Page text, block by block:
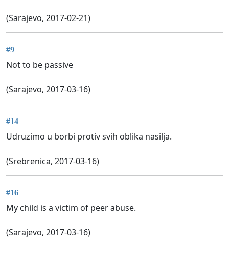
(Sarajevo, 2017-02-21)
#9
Not to be passive
(Sarajevo, 2017-03-16)
#14
Udruzimo u borbi protiv svih oblika nasilja.
(Srebrenica, 2017-03-16)
#16
My child is a victim of peer abuse.
(Sarajevo, 2017-03-16)